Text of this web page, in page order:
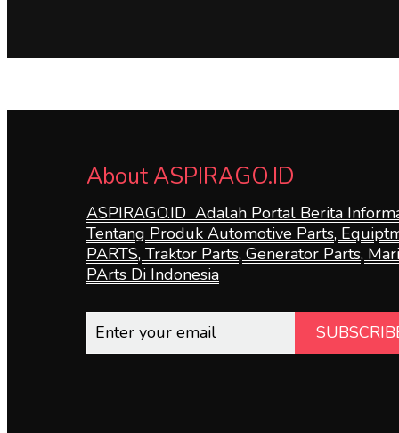
About ASPIRAGO.ID
ASPIRAGO.ID Adalah Portal Berita
Tentang Produk Automotive Parts,
PARTS, Traktor Parts, Generator Parts,
PArts Di Indonesia